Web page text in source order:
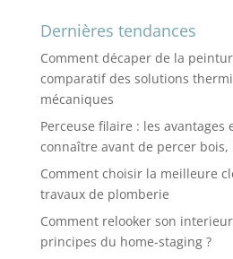
Dernières tendances
Comment décaper de la
comparatif des solutions
mécaniques
Perceuse filaire : les avantages
connaître avant de percer
Comment choisir la meilleure
travaux de plomberie
Comment relooker son
principes du home-staging ?